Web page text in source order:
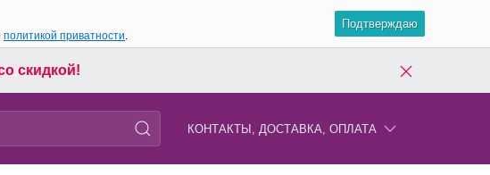
политикой приватности.
Подтверждаю
скидкой!
КОНТАКТЫ, ДОСТАВКА, ОПЛАТА